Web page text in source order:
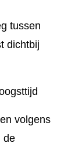
tussen
dichtbij
volgens
de